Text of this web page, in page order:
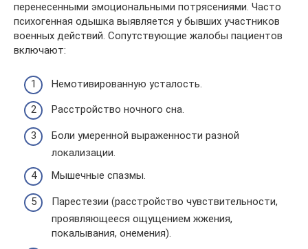
перенесенными эмоциональными потрясениями. Часто
психогенная одышка выявляется у бывших участников
военных действий. Сопутствующие жалобы пациентов
включают:
Немотивированную усталость.
Расстройство ночного сна.
Боли умеренной выраженности разной
локализации.
Мышечные спазмы.
Парестезии (расстройство чувствительности,
проявляющееся ощущением жжения,
покалывания, онемения).